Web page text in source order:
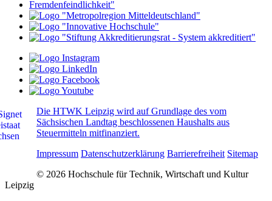
Die HTWK Leipzig wird auf Grundlage des vom
Sächsischen Landtag beschlossenen Haushalts aus
Steuermitteln mitfinanziert.
Impressum Datenschutzerklärung Barrierefreiheit Sitemap
© 2026 Hochschule für Technik, Wirtschaft und Kultur
Leipzig